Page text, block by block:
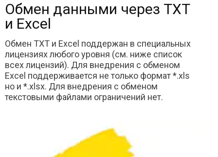
Обмен данными через TXT
и Excel
Обмен TXT и Excel поддержан в специальных
лицензиях любого уровня (см. ниже список
всех лицензий). Для внедрения с обменом
Excel поддерживается не только формат *.xls
но и *.xlsx. Для внедрения с обменом
текстовыми файлами ограничений нет.